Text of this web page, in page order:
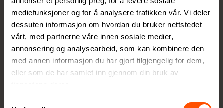
mediefunksjoner og for å analysere trafikken vår. Vi deler
dessuten informasjon om hvordan du bruker nettstedet
vårt, med partnerne våre innen sosiale medier,
annonsering og analysearbeid, som kan kombinere den
med annen informasjon du har gjort tilgjengelig for dem,
eller som de har samlet inn gjennom din bruk av
on
produkt
er som
skaper
verdi,
både for